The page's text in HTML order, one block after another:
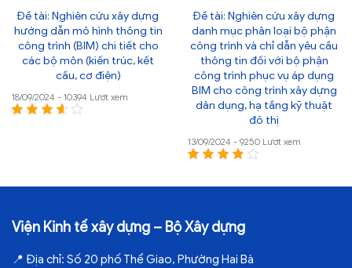
Đề tài: Nghiên cứu xây dựng
hướng dẫn mô hình thông tin
công trình (BIM) chi tiết cho
các bộ môn (kiến trúc, kết
cấu, cơ điện)
18/09/2024 - 10394 Lượt xem
Đề tài: Nghiên cứu xây dựng
danh mục phân loại bộ phận
công trình và chỉ dẫn yêu cầu
thông tin đối với bộ phận
công trình phục vụ áp dụng
BIM cho công trình xây dựng
dân dụng, hạ tầng kỹ thuật
đô thị
13/09/2024 - 9250 Lượt xem
Viện Kinh tế xây dựng – Bộ Xây dựng
📍 Địa chỉ: Số 20 phố Thể Giao, Phường Hai Bà